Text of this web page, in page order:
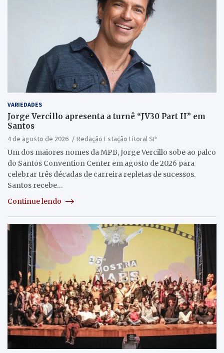
VARIEDADES
Jorge Vercillo apresenta a turnê “JV30 Part II” em
Santos
4 de agosto de 2026
Redação Estação Litoral SP
Um dos maiores nomes da MPB, Jorge Vercillo sobe ao palco
do Santos Convention Center em agosto de 2026 para
celebrar três décadas de carreira repletas de sucessos.
Santos recebe…
Continue lendo